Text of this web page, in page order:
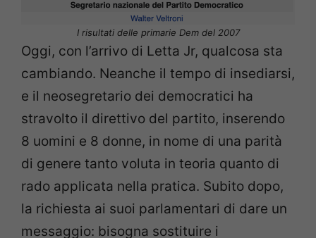
I risultati delle primarie Dem del 2007
Oggi, con l’arrivo di Letta Jr, qualcosa sta
cambiando. Neanche il tempo di insediarsi,
e il neosegretario dei democratici ha
stravolto il direttivo del partito, inserendo
8 uomini e 8 donne, in nome di una parità
di genere tanto voluta in teoria quanto di
rado applicata nella pratica. Subito dopo,
la richiesta ai suoi parlamentari di dare un
messaggio: bisogna sostituire i